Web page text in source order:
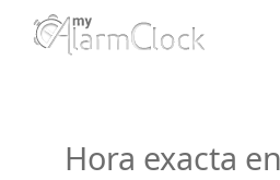
Hora exacta